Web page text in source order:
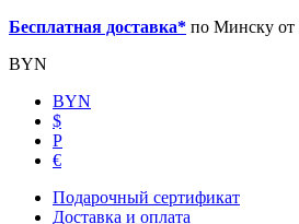
Бесплатная доставка* по Минску от
BYN
BYN
$
Р
€
Подарочный сертификат
Доставка и оплата